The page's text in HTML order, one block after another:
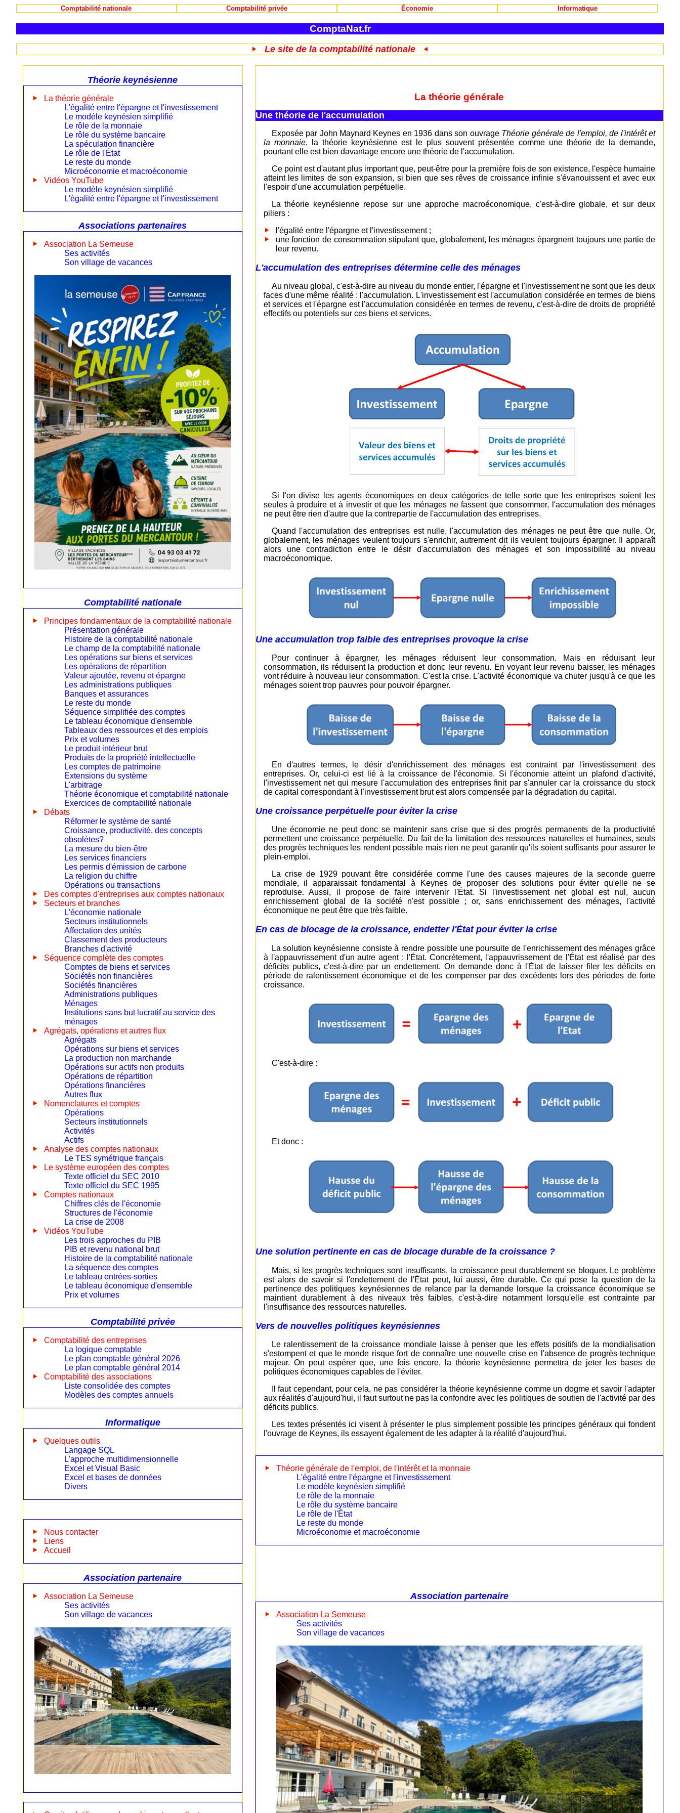
Comptabilité nationale Comptabilité privée Économie Informatique
ComptaNat.fr
Le site de la comptabilité nationale
La théorie générale
Une théorie de l'accumulation
Exposée par John Maynard Keynes en 1936 dans son ouvrage Théorie générale de l'emploi, de l'intérêt et
la monnaie, la théorie keynésienne est le plus souvent présentée comme une théorie de la demande,
pourtant elle est bien davantage encore une théorie de l'accumulation.
Ce point est d'autant plus important que, peut-être pour la première fois de son existence, l'espèce humaine
atteint les limites de son expansion, si bien que ses rêves de croissance infinie s'évanouissent et avec eux
l'espoir d'une accumulation perpétuelle.
La théorie keynésienne repose sur une approche macroéconomique, c'est-à-dire globale, et sur deux
piliers :
l'égalité entre l'épargne et l'investissement ;
une fonction de consommation stipulant que, globalement, les ménages épargnent toujours une partie de
leur revenu.
L'accumulation des entreprises détermine celle des ménages
Au niveau global, c'est-à-dire au niveau du monde entier, l'épargne et l'investissement ne sont que les deux
faces d'une même réalité : l'accumulation. L'investissement est l'accumulation considérée en termes de biens
et services et l'épargne est l'accumulation considérée en termes de revenu, c'est-à-dire de droits de propriété
effectifs ou potentiels sur ces biens et services.
Si l'on divise les agents économiques en deux catégories de telle sorte que les entreprises soient les
seules à produire et à investir et que les ménages ne fassent que consommer, l'accumulation des ménages
ne peut être rien d'autre que la contrepartie de l'accumulation des entreprises.
Quand l'accumulation des entreprises est nulle, l'accumulation des ménages ne peut être que nulle. Or,
globalement, les ménages veulent toujours s'enrichir, autrement dit ils veulent toujours épargner. Il apparaît
alors une contradiction entre le désir d'accumulation des ménages et son impossibilité au niveau
macroéconomique.
Une accumulation trop faible des entreprises provoque la crise
Pour continuer à épargner, les ménages réduisent leur consommation. Mais en réduisant leur
consommation, ils réduisent la production et donc leur revenu. En voyant leur revenu baisser, les ménages
vont réduire à nouveau leur consommation. C'est la crise. L'activité économique va chuter jusqu'à ce que les
ménages soient trop pauvres pour pouvoir épargner.
En d'autres termes, le désir d'enrichissement des ménages est contraint par l'investissement des
entreprises. Or, celui-ci est lié à la croissance de l'économie. Si l'économie atteint un plafond d'activité,
l'investissement net qui mesure l'accumulation des entreprises finit par s'annuler car la croissance du stock
de capital correspondant à l'investissement brut est alors compensée par la dégradation du capital.
Une croissance perpétuelle pour éviter la crise
Une économie ne peut donc se maintenir sans crise que si des progrès permanents de la productivité
permettent une croissance perpétuelle. Du fait de la limitation des ressources naturelles et humaines, seuls
des progrès techniques les rendent possible mais rien ne peut garantir qu'ils soient suffisants pour assurer le
plein-emploi.
La crise de 1929 pouvant être considérée comme l'une des causes majeures de la seconde guerre
mondiale, il apparaissait fondamental à Keynes de proposer des solutions pour éviter qu'elle ne se
reproduise. Aussi, il propose de faire intervenir l'État. Si l'investissement net global est nul, aucun
enrichissement global de la société n'est possible ; or, sans enrichissement des ménages, l'activité
économique ne peut être que très faible.
En cas de blocage de la croissance, endetter l'État pour éviter la crise
La solution keynésienne consiste à rendre possible une poursuite de l'enrichissement des ménages grâce
à l'appauvrissement d'un autre agent : l'État. Concrètement, l'appauvrissement de l'État est réalisé par des
déficits publics, c'est-à-dire par un endettement. On demande donc à l'État de laisser filer les déficits en
période de ralentissement économique et de les compenser par des excédents lors des périodes de forte
croissance.
C'est-à-dire :
Et donc :
Une solution pertinente en cas de blocage durable de la croissance ?
Mais, si les progrès techniques sont insuffisants, la croissance peut durablement se bloquer. Le problème
est alors de savoir si l'endettement de l'État peut, lui aussi, être durable. Ce qui pose la question de la
pertinence des politiques keynésiennes de relance par la demande lorsque la croissance économique se
maintient durablement à des niveaux très faibles, c'est-à-dire notamment lorsqu'elle est contrainte par
l'insuffisance des ressources naturelles.
Vers de nouvelles politiques keynésiennes
Le ralentissement de la croissance mondiale laisse à penser que les effets positifs de la mondialisation
s'estompent et que le monde risque fort de connaître une nouvelle crise en l'absence de progrès technique
majeur. On peut espérer que, une fois encore, la théorie keynésienne permettra de jeter les bases de
politiques économiques capables de l'éviter.
Il faut cependant, pour cela, ne pas considérer la théorie keynésienne comme un dogme et savoir l'adapter
aux réalités d'aujourd'hui, il faut surtout ne pas la confondre avec les politiques de soutien de l'activité par des
déficits publics.
Les textes présentés ici visent à présenter le plus simplement possible les principes généraux qui fondent
l'ouvrage de Keynes, ils essayent également de les adapter à la réalité d'aujourd'hui.
Théorie générale de l'emploi, de l'intérêt et la monnaie
L'égalité entre l'épargne et l'investissement
Le modèle keynésien simplifié
Le rôle de la monnaie
Le rôle du système bancaire
Le rôle de l'État
Le reste du monde
Microéconomie et macroéconomie
Association partenaire
Association La Semeuse
Ses activités
Son village de vacances
Théorie keynésienne
La théorie générale
L'égalité entre l'épargne et l'investissement
Le modèle keynésien simplifié
Le rôle de la monnaie
Le rôle du système bancaire
La spéculation financière
Le rôle de l'État
Le reste du monde
Microéconomie et macroéconomie
Vidéos YouTube
Le modèle keynésien simplifié
L'égalité entre l'épargne et l'investissement
Associations partenaires
Association La Semeuse
Ses activités
Son village de vacances
Comptabilité nationale
Principes fondamentaux de la comptabilité nationale
Présentation générale
Histoire de la comptabilité nationale
Le champ de la comptabilité nationale
Les opérations sur biens et services
Les opérations de répartition
Valeur ajoutée, revenu et épargne
Les administrations publiques
Banques et assurances
Le reste du monde
Séquence simplifiée des comptes
Le tableau économique d'ensemble
Tableaux des ressources et des emplois
Prix et volumes
Le produit intérieur brut
Produits de la propriété intellectuelle
Les comptes de patrimoine
Extensions du système
L'arbitrage
Théorie économique et comptabilité nationale
Exercices de comptabilité nationale
Débats
Réformer le système de santé
Croissance, productivité, des concepts
obsolètes?
La mesure du bien-être
Les services financiers
Les permis d'émission de carbone
La religion du chiffre
Opérations ou transactions
Des comptes d'entreprises aux comptes nationaux
Secteurs et branches
L'économie nationale
Secteurs institutionnels
Affectation des unités
Classement des producteurs
Branches d'activité
Séquence complète des comptes
Comptes de biens et services
Sociétés non financières
Sociétés financières
Administrations publiques
Ménages
Institutions sans but lucratif au service des
ménages
Agrégats, opérations et autres flux
Agrégats
Opérations sur biens et services
La production non marchande
Opérations sur actifs non produits
Opérations de répartition
Opérations financières
Autres flux
Nomenclatures et comptes
Opérations
Secteurs institutionnels
Activités
Actifs
Analyse des comptes nationaux
Le TES symétrique français
Le système européen des comptes
Texte officiel du SEC 2010
Texte officiel du SEC 1995
Comptes nationaux
Chiffres clés de l'économie
Structures de l'économie
La crise de 2008
Vidéos YouTube
Les trois approches du PIB
PIB et revenu national brut
Histoire de la comptabilité nationale
La séquence des comptes
Le tableau entrées-sorties
Le tableau économique d'ensemble
Prix et volumes
Comptabilité privée
Comptabilité des entreprises
La logique comptable
Le plan comptable général 2026
Le plan comptable général 2014
Comptabilité des associations
Liste consolidée des comptes
Modèles des comptes annuels
Informatique
Quelques outils
Langage SQL
L'approche multidimensionnelle
Excel et Visual Basic
Excel et bases de données
Divers
Nous contacter
Liens
Accueil
Association partenaire
Association La Semeuse
Ses activités
Son village de vacances